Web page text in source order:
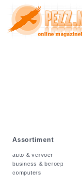
Assortiment
auto & vervoer
business & beroep
computers